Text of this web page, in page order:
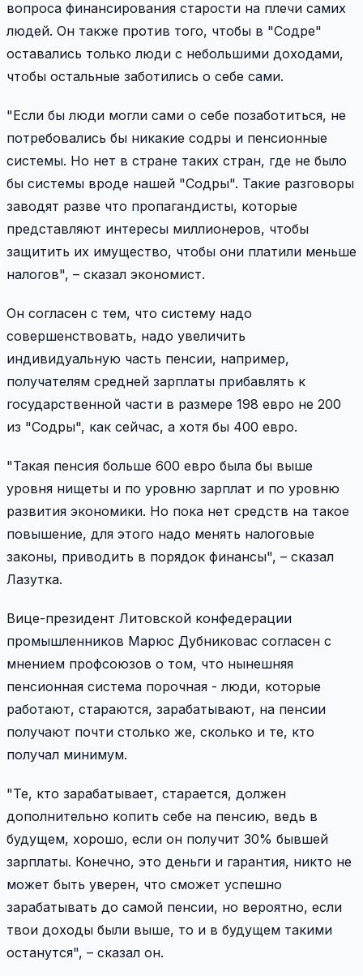
вопроса финансирования старости на плечи самих
людей. Он также против того, чтобы в "Содре"
оставались только люди с небольшими доходами,
чтобы остальные заботились о себе сами.
"Если бы люди могли сами о себе позаботиться, не
потребовались бы никакие содры и пенсионные
системы. Но нет в стране таких стран, где не было
бы системы вроде нашей "Содры". Такие разговоры
заводят разве что пропагандисты, которые
представляют интересы миллионеров, чтобы
защитить их имущество, чтобы они платили меньше
налогов", – сказал экономист.
Он согласен с тем, что систему надо
совершенствовать, надо увеличить
индивидуальную часть пенсии, например,
получателям средней зарплаты прибавлять к
государственной части в размере 198 евро не 200
из "Содры", как сейчас, а хотя бы 400 евро.
"Такая пенсия больше 600 евро была бы выше
уровня нищеты и по уровню зарплат и по уровню
развития экономики. Но пока нет средств на такое
повышение, для этого надо менять налоговые
законы, приводить в порядок финансы", – сказал
Лазутка.
Вице-президент Литовской конфедерации
промышленников Марюс Дубниковас согласен с
мнением профсоюзов о том, что нынешняя
пенсионная система порочная - люди, которые
работают, стараются, зарабатывают, на пенсии
получают почти столько же, сколько и те, кто
получал минимум.
"Те, кто зарабатывает, старается, должен
дополнительно копить себе на пенсию, ведь в
будущем, хорошо, если он получит 30% бывшей
зарплаты. Конечно, это деньги и гарантия, никто не
может быть уверен, что сможет успешно
зарабатывать до самой пенсии, но вероятно, если
твои доходы были выше, то и в будущем такими
останутся", – сказал он.